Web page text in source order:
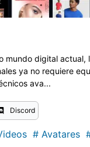
mundo digital actual,
ya no requiere
ava...
Discord
# Avatares